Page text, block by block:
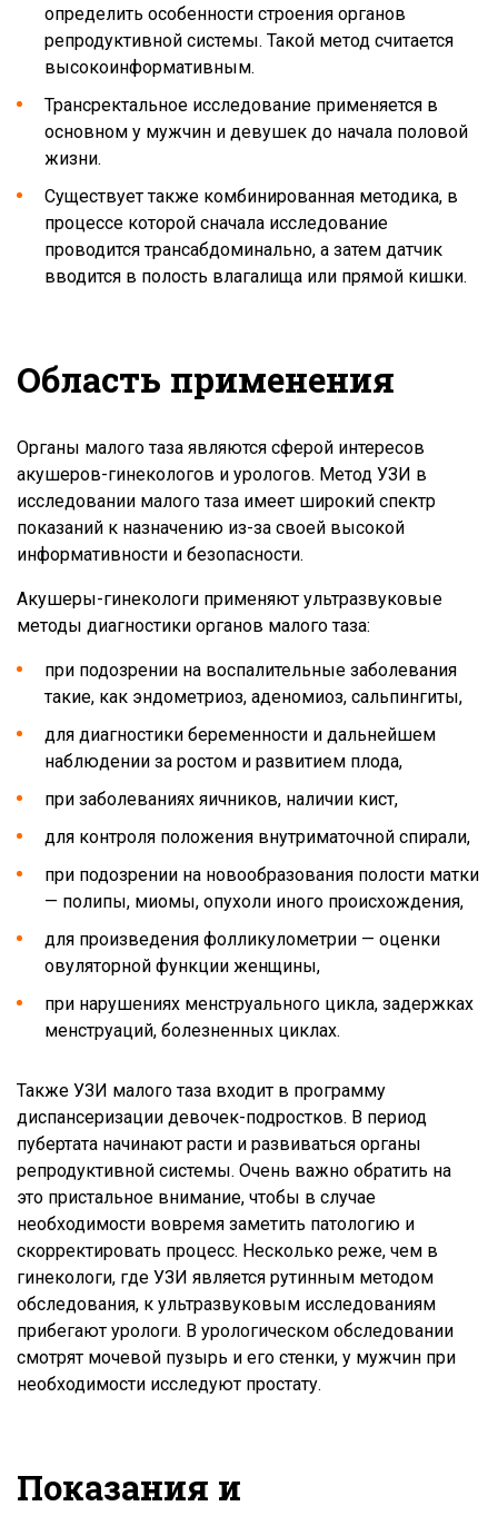
определить особенности строения органов
репродуктивной системы. Такой метод считается
высокоинформативным.
Трансректальное исследование применяется в
основном у мужчин и девушек до начала половой
жизни.
Существует также комбинированная методика, в
процессе которой сначала исследование
проводится трансабдоминально, а затем датчик
вводится в полость влагалища или прямой кишки.
Область применения
Органы малого таза являются сферой интересов
акушеров-гинекологов и урологов. Метод УЗИ в
исследовании малого таза имеет широкий спектр
показаний к назначению из-за своей высокой
информативности и безопасности.
Акушеры-гинекологи применяют ультразвуковые
методы диагностики органов малого таза:
при подозрении на воспалительные заболевания
такие, как эндометриоз, аденомиоз, сальпингиты,
для диагностики беременности и дальнейшем
наблюдении за ростом и развитием плода,
при заболеваниях яичников, наличии кист,
для контроля положения внутриматочной спирали,
при подозрении на новообразования полости матки
— полипы, миомы, опухоли иного происхождения,
для произведения фолликулометрии — оценки
овуляторной функции женщины,
при нарушениях менструального цикла, задержках
менструаций, болезненных циклах.
Также УЗИ малого таза входит в программу
диспансеризации девочек-подростков. В период
пубертата начинают расти и развиваться органы
репродуктивной системы. Очень важно обратить на
это пристальное внимание, чтобы в случае
необходимости вовремя заметить патологию и
скорректировать процесс. Несколько реже, чем в
гинекологи, где УЗИ является рутинным методом
обследования, к ультразвуковым исследованиям
прибегают урологи. В урологическом обследовании
смотрят мочевой пузырь и его стенки, у мужчин при
необходимости исследуют простату.
Показания и